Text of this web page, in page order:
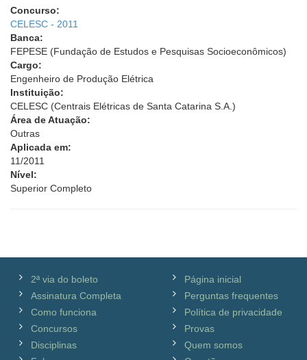
Concurso:
CELESC - 2011
Banca:
FEPESE (Fundação de Estudos e Pesquisas Socioeconômicos)
Cargo:
Engenheiro de Produção Elétrica
Instituição:
CELESC (Centrais Elétricas de Santa Catarina S.A.)
Área de Atuação:
Outras
Aplicada em:
11/2011
Nível:
Superior Completo
2ª via do boleto
Assinatura Completa
Como funciona
Concursos
Disciplinas
Página inicial
Perguntas frequentes
Política de privacidade
Provas
Quem somos